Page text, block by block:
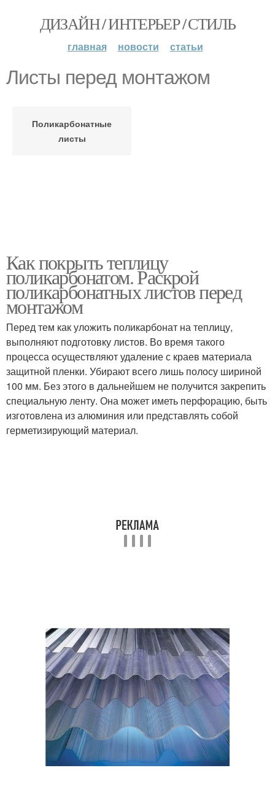
ДИЗАЙН / ИНТЕРЬЕР / СТИЛЬ
главная новости статьи
Листы перед монтажом
Поликарбонатные
листы
Как покрыть теплицу
поликарбонатом. Раскрой
поликарбонатных листов перед
монтажом
Перед тем как уложить поликарбонат на теплицу,
выполняют подготовку листов. Во время такого
процесса осуществляют удаление с краев материала
защитной пленки. Убирают всего лишь полосу шириной
100 мм. Без этого в дальнейшем не получится закрепить
специальную ленту. Она может иметь перфорацию, быть
изготовлена из алюминия или представлять собой
герметизирующий материал.